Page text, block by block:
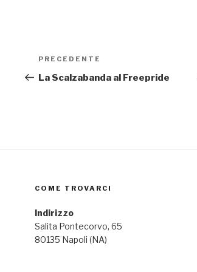
Navigazione
articoli
Articolo
precedente:
PRECEDENTE
La Scalzabanda al Freepride
COME TROVARCI
Indirizzo
Salita Pontecorvo, 65
80135 Napoli (NA)